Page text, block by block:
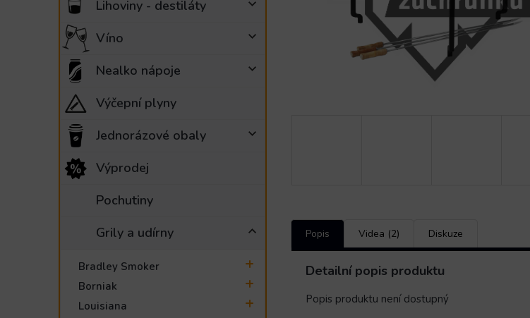
Lihoviny - destiláty
Víno
Nealko nápoje
Výčepní plyny
Jednorázové obaly
Výprodej
Pochutiny
Grily a udírny
Bradley Smoker
Borniak
Louisiana
Popis Videa (2) Diskuze
Detailní popis produktu
Popis produktu není dostupný